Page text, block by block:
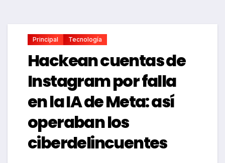
Principal Tecnología
Hackean cuentas de
Instagram por falla
en la IA de Meta: así
operaban los
ciberdelincuentes